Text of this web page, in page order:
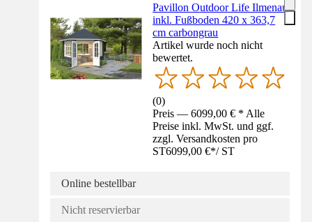
Pavillon Outdoor Life Ilmenau
inkl. Fußboden 420 x 363,7
cm carbongrau
Artikel wurde noch nicht
bewertet.
(0)
Preis — 6099,00 € * Alle
Preise inkl. MwSt. und ggf.
zzgl. Versandkosten pro
ST6099,00 €*/ ST
Online bestellbar
Nicht reservierbar